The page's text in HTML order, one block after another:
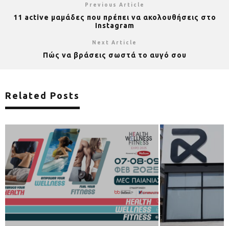
Previous Article
11 active μαμάδες που πρέπει να ακολουθήσεις στο
Instagram
Next Article
Πώς να βράσεις σωστά το αυγό σου
Related Posts